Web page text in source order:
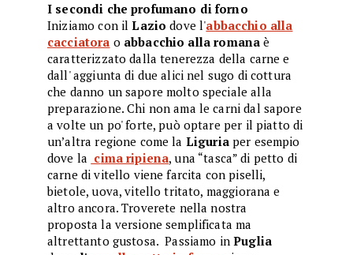
I secondi che profumano di forno
Iniziamo con ilLazio dove l'abbacchio alla
cacciatora o abbacchio alla romana è
caratterizzato dalla tenerezza della carne e
dall' aggiunta di due alici nel sugo di cottura
che danno un sapore molto speciale alla
preparazione. Chi non ama le carni dal sapore
a volte un po' forte, può optare per il piatto di
un’altra regione come la Liguriaper esempio
dove la cima ripiena, una “tasca” di petto di
carne di vitello viene farcita con piselli,
bietole, uova, vitello tritato, maggiorana e
altro ancora. Troverete nella nostra
proposta la versione semplificata ma
altrettanto gustosa. Passiamo inPuglia